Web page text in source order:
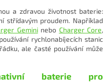
a zdravou životnost baterie:
střídavým proudem. Například
Gemininebo Charger Core,
rychlonabíjecích stanic
ale časté používání může
baterie pro